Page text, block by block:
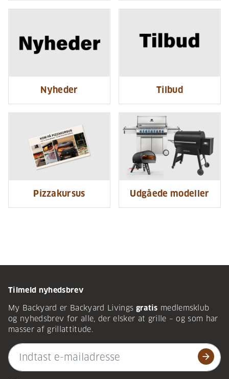
Nyheder Tilbud
Pizzakursus Udgåede modeller
Tilmeld nyhedsbrev
My Backyard er Backyard Livings gratis medlemsklub
og nyhedsbrev for alle, der elsker at grille – og som har
masser af grillattitude.
arrow_forward